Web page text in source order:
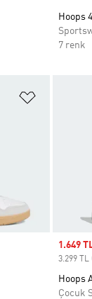
Hoops
7 renk
Sale
1.649
3.299
Hoops
Çocuk